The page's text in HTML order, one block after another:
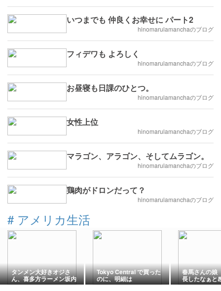
いつまでも 仲良くお幸せに パート2
hinomarulamanchaのブログ
フィデワも よろしく
hinomarulamanchaのブログ
お昼寝も日課のひとつ。
hinomarulamanchaのブログ
女性上位
hinomarulamanchaのブログ
マラゴン、アラゴン、そしてムラゴン。
hinomarulamanchaのブログ
鶏肉がドロンだって？
hinomarulamanchaのブログ
# アメリカ生活
タンメン大好きオジさ
ん、喜多方ラーメン坂内
で発動！
Tokyo Central で買った
のに、明細は
「MARUKAI」。なんだ
春馬さんの娘
長したなぁと